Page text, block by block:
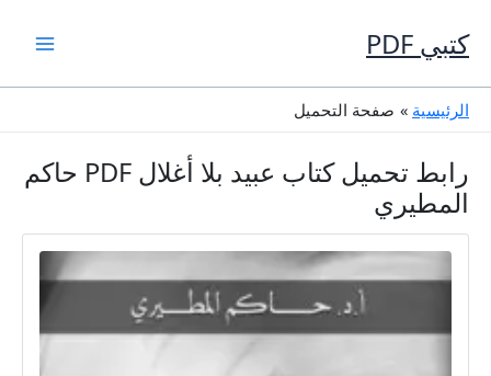
إلى
المحتوى
كتبي PDF
الرئيسية صفحة التحميل
رابط تحميل كتاب عبيد بلا أغلال PDF حاكم
المطيري